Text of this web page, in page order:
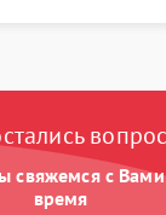
свяжемся с
время